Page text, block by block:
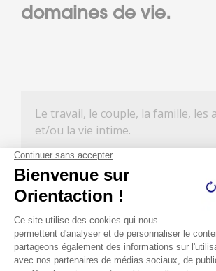
domaines de vie.
Le travail, le couple, la famille, les
et/ou la vie intime.
Ce travail de « matching » permet
les sources du mal-être et les
bonheur. On commence à voir
solutions qui vont nécessiter une
décision et certaines actions.